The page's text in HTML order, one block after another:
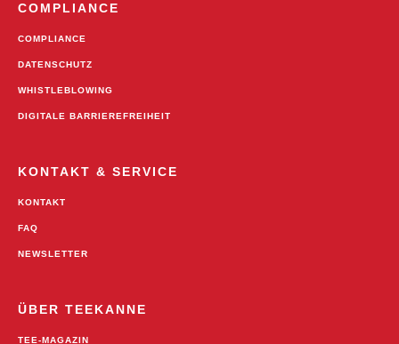
COMPLIANCE
COMPLIANCE
DATENSCHUTZ
WHISTLEBLOWING
DIGITALE BARRIEREFREIHEIT
KONTAKT & SERVICE
KONTAKT
FAQ
NEWSLETTER
ÜBER TEEKANNE
TEE-MAGAZIN